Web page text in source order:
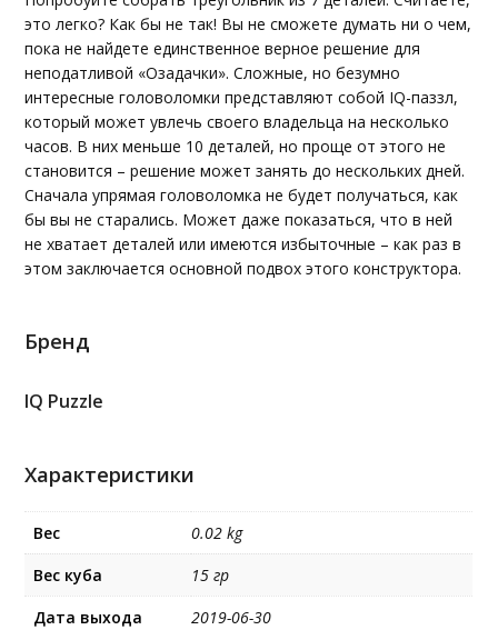
это легко? Как бы не так! Вы не сможете думать ни о чем,
пока не найдете единственное верное решение для
неподатливой «Озадачки». Сложные, но безумно
интересные головоломки представляют собой IQ-паззл,
который может увлечь своего владельца на несколько
часов. В них меньше 10 деталей, но проще от этого не
становится – решение может занять до нескольких дней.
Сначала упрямая головоломка не будет получаться, как
бы вы не старались. Может даже показаться, что в ней
не хватает деталей или имеются избыточные – как раз в
этом заключается основной подвох этого конструктора.
Бренд
IQ Puzzle
Характеристики
Вес
0.02 kg
Вес куба
15 гр
Дата выхода
2019-06-30